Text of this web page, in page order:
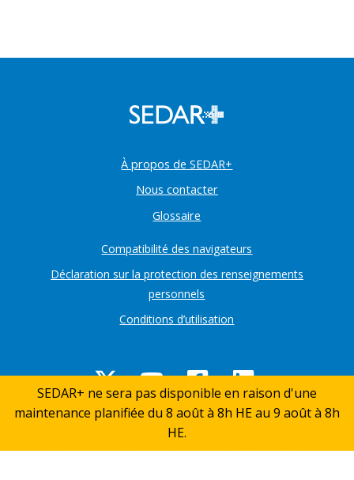
À propos de SEDAR+
Nous contacter
Glossaire
Compatibilité des navigateurs
Déclaration sur la protection des renseignements
personnels
Conditions d’utilisation
Copyright © 2025 British Columbia Securities
Commission, Alberta Securities Commission,
SEDAR+ ne sera pas disponible en raison d'une
maintenance planifiée du 8 août à 8h HE au 9 août à 8h
HE.
en